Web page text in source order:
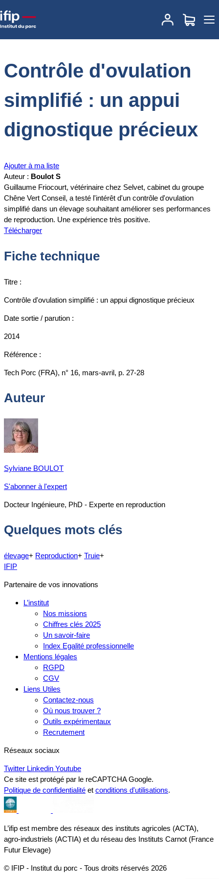
Accueil
Contrôle d'ovulation simplifié : un appui
dignostique précieux
Contrôle d'ovulation
simplifié : un appui
dignostique précieux
Ajouter à ma liste
Auteur : Boulot S
Guillaume Friocourt, vétérinaire chez Selvet, cabinet du groupe
Chêne Vert Conseil, a testé l'intérêt d'un contrôle d'ovulation
simplifié dans un élevage souhaitant améliorer ses performances
de reproduction. Une expérience très positive.
Télécharger
Fiche technique
Titre :
Contrôle d'ovulation simplifié : un appui dignostique précieux
Date sortie / parution :
2014
Référence :
Tech Porc (FRA), n° 16, mars-avril, p. 27-28
Auteur
Sylviane BOULOT
S'abonner à l'expert
Docteur Ingénieure, PhD - Experte en reproduction
Quelques mots clés
élevage+ Reproduction+ Truie+
IFIP
Partenaire de vos innovations
L’institut
Nos missions
Chiffres clés 2025
Un savoir-faire
Index Egalité professionnelle
Mentions légales
RGPD
CGV
Liens Utiles
Contactez-nous
Où nous trouver ?
Outils expérimentaux
Recrutement
Réseaux sociaux
Twitter Linkedin Youtube
Ce site est protégé par le reCAPTCHA Google.
Politique de confidentialité et conditions d'utilisations.
L’ifip est membre des réseaux des instituts agricoles (ACTA),
agro-industriels (ACTIA) et du réseau des Instituts Carnot (France
Futur Elevage)
© IFIP - Institut du porc - Tous droits réservés 2026